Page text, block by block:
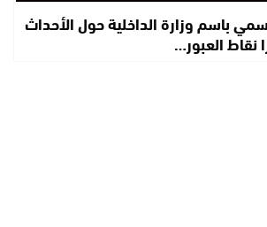
باسم وزارة الداخلية حول الأحداث
نقاط العبور…